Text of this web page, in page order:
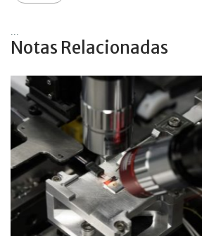
Notas Relacionadas